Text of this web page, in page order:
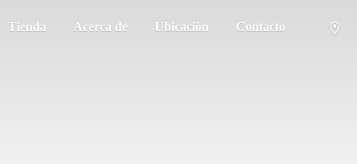
Tienda Acerca de Ubicación Contacto